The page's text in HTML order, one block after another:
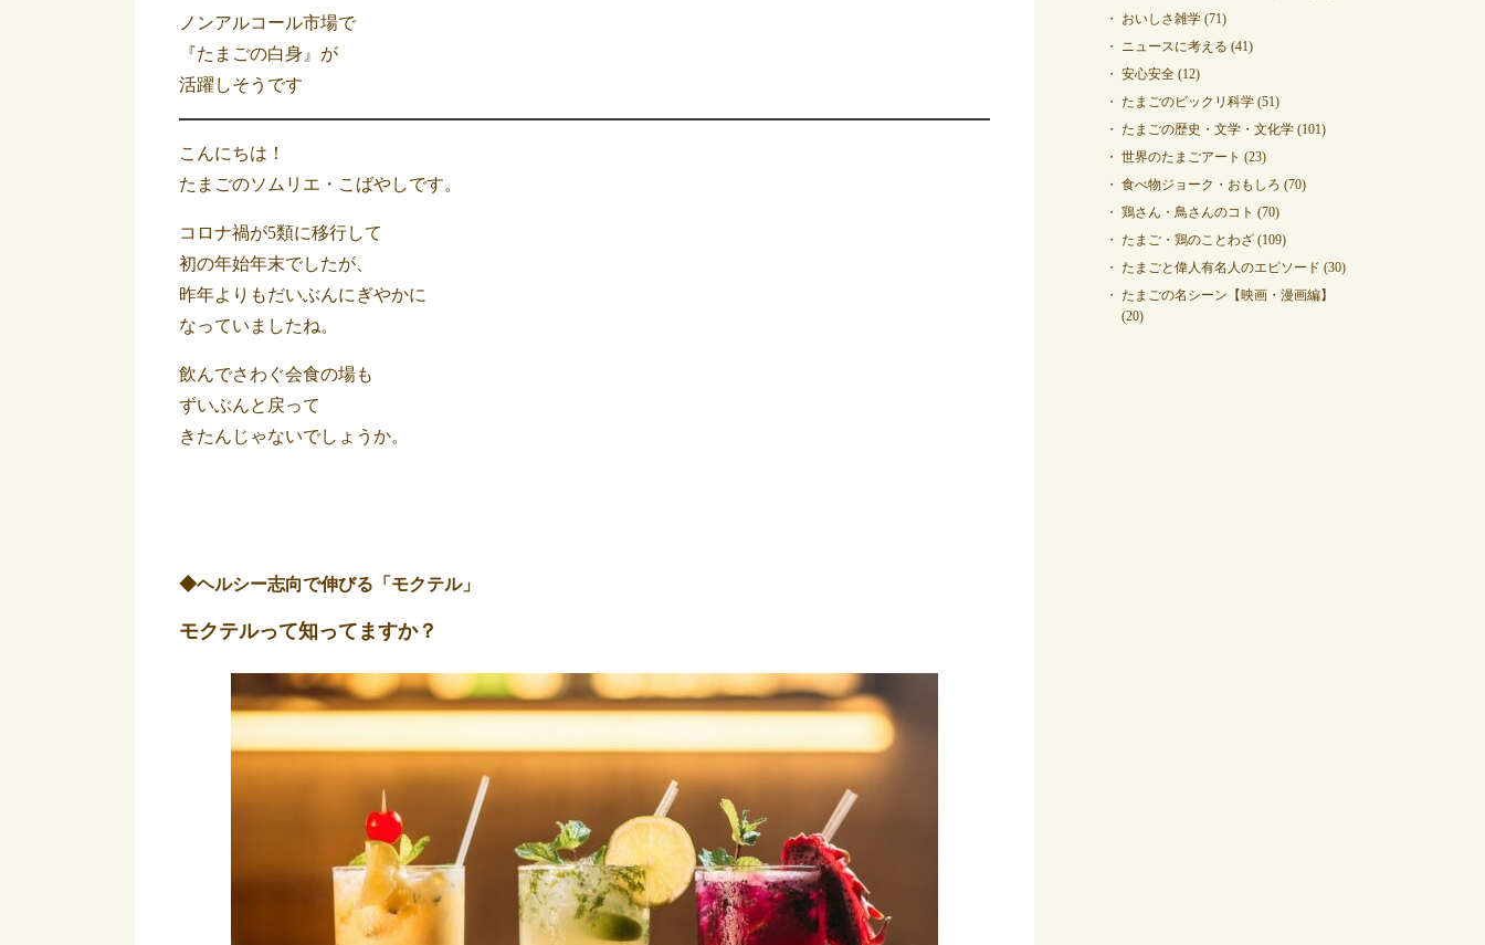
ノンアルコール市場で
『たまごの白身』が
活躍しそうです
こんにちは！
たまごのソムリエ・こばやしです。
コロナ禍が5類に移行して
初の年始年末でしたが、
昨年よりもだいぶんにぎやかに
なっていましたね。
飲んでさわぐ会食の場も
ずいぶんと戻って
きたんじゃないでしょうか。
◆ヘルシー志向で伸びる「モクテル」
モクテルって知ってますか？
おいしさ雑学 (71)
ニュースに考える (41)
安心安全 (12)
たまごのビックリ科学 (51)
たまごの歴史・文学・文化学 (101)
世界のたまごアート (23)
食べ物ジョーク・おもしろ (70)
鶏さん・鳥さんのコト (70)
たまご・鶏のことわざ (109)
たまごと偉人有名人のエピソード (30)
たまごの名シーン【映画・漫画編】
(20)